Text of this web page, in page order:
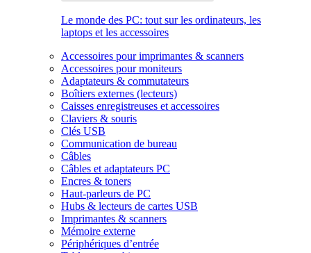
Le monde des PC: tout sur les ordinateurs, les
laptops et les accessoires
Accessoires pour imprimantes & scanners
Accessoires pour moniteurs
Adaptateurs & commutateurs
Boîtiers externes (lecteurs)
Caisses enregistreuses et accessoires
Claviers & souris
Clés USB
Communication de bureau
Câbles
Câbles et adaptateurs PC
Encres & toners
Haut-parleurs de PC
Hubs & lecteurs de cartes USB
Imprimantes & scanners
Mémoire externe
Périphériques d’entrée